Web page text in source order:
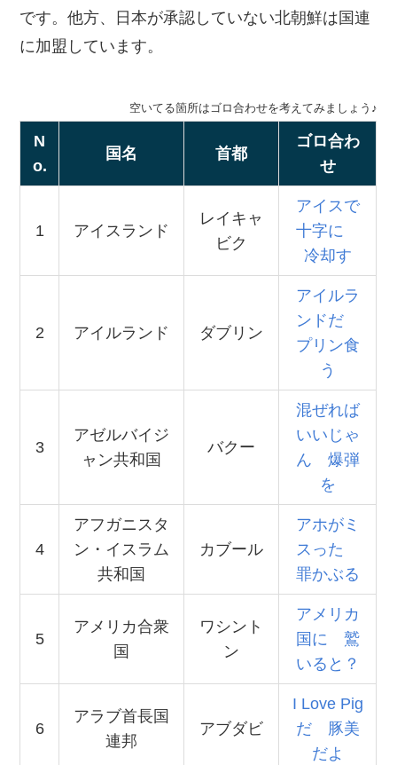
です。他方、日本が承認していない北朝鮮は国連
に加盟しています。
空いてる箇所はゴロ合わせを考えてみましょう♪
N
o.
国名 首都
ゴロ合わ
せ
1 アイスランド
レイキャ
ビク
アイスで
十字に
冷却す
2 アイルランド ダブリン
アイルラ
ンドだ
プリン食
う
3
アゼルバイジ
ャン共和国
バクー
混ぜれば
いいじゃ
ん 爆弾
を
4
アフガニスタ
ン・イスラム
共和国
カブール
アホがミ
スった
罪かぶる
5
アメリカ合衆
国
ワシント
ン
アメリカ
国に 鷲
いると？
6
アラブ首長国
連邦
アブダビ
I Love Pig
だ 豚美
だよ